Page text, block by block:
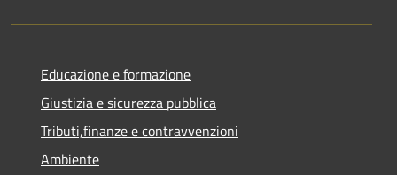
Educazione e formazione
Giustizia e sicurezza pubblica
Tributi,finanze e contravvenzioni
Ambiente